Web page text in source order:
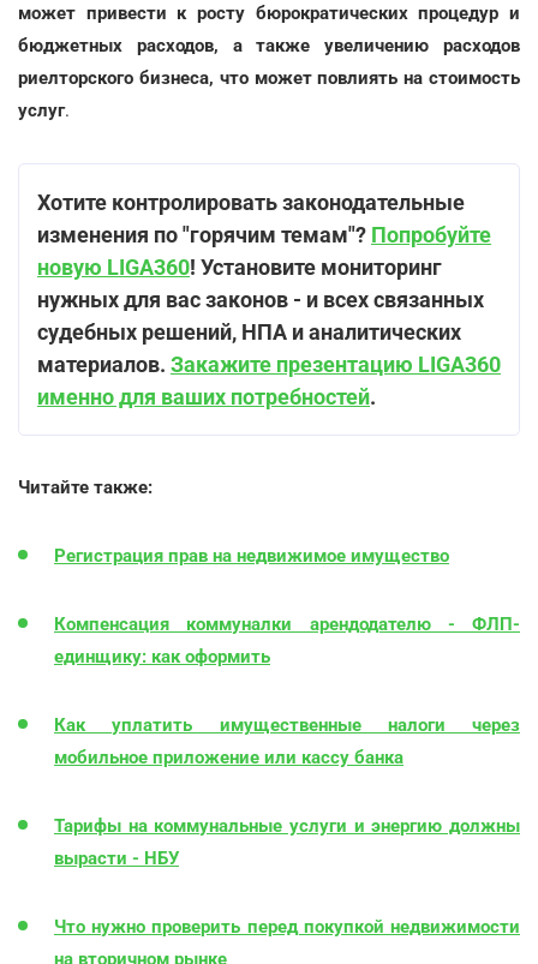
может привести к росту бюрократических процедур и
бюджетных расходов, а также увеличению расходов
риелторского бизнеса, что может повлиять на стоимость
услуг.
Хотите контролировать законодательные
изменения по "горячим темам"? Попробуйте
новую LIGA360! Установите мониторинг
нужных для вас законов - и всех связанных
судебных решений, НПА и аналитических
материалов. Закажите презентацию LIGA360
именно для ваших потребностей.
Читайте также:
Регистрация прав на недвижимое имущество
Компенсация коммуналки арендодателю - ФЛП-
единщику: как оформить
Как уплатить имущественные налоги через
мобильное приложение или кассу банка
Тарифы на коммунальные услуги и энергию должны
вырасти - НБУ
Что нужно проверить перед покупкой недвижимости
на вторичном рынке